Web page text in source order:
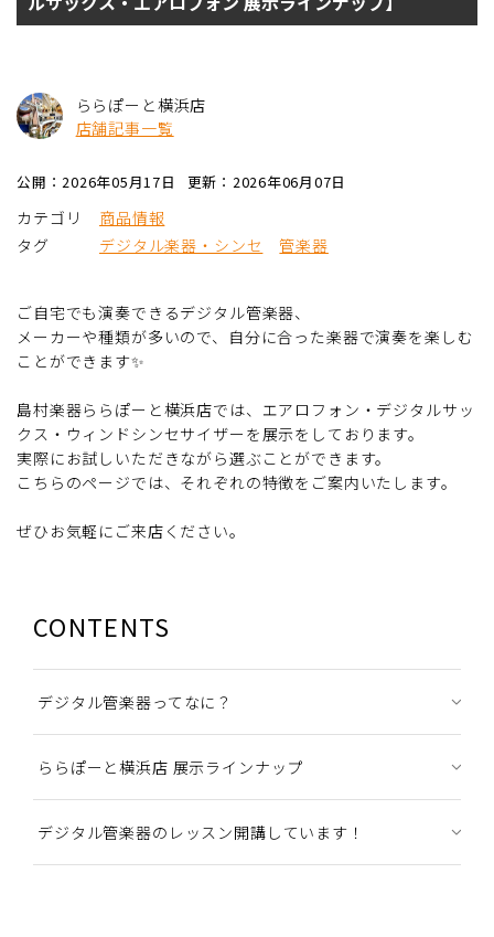
ららぽーと横浜店
店舗記事一覧
公開：2026年05月17日 更新：2026年06月07日
カテゴリ
商品情報
タグ
デジタル楽器・シンセ 管楽器
ご自宅でも演奏できるデジタル管楽器、
メーカーや種類が多いので、自分に合った楽器で演奏を楽しむ
ことができます✨
島村楽器ららぽーと横浜店では、エアロフォン・デジタルサッ
クス・ウィンドシンセサイザーを展示をしております。
実際にお試しいただきながら選ぶことができます。
こちらのページでは、それぞれの特徴をご案内いたします。
ぜひお気軽にご来店ください。
CONTENTS
デジタル管楽器ってなに？
ららぽーと横浜店 展示ラインナップ
デジタル管楽器のレッスン開講しています！